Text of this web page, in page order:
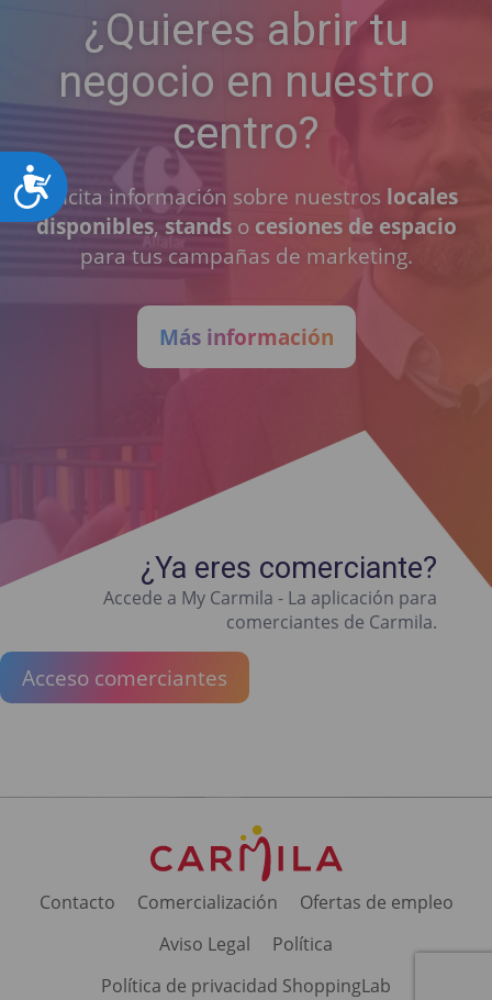
Accesibilidad
¿Quieres abrir tu
negocio en nuestro
centro?
Solicita información sobre nuestros locales
disponibles, standso cesiones de espacio
para tus campañas de marketing.
Más información
¿Ya eres comerciante?
Accede a My Carmila - La aplicación para
comerciantes de Carmila.
Acceso comerciantes
Contacto Comercialización
Ofertas de empleo
Aviso Legal
Política
Política de privacidad ShoppingLab